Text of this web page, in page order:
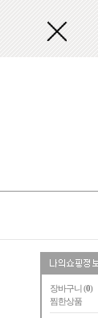
장바구니 (0)
찜한상품